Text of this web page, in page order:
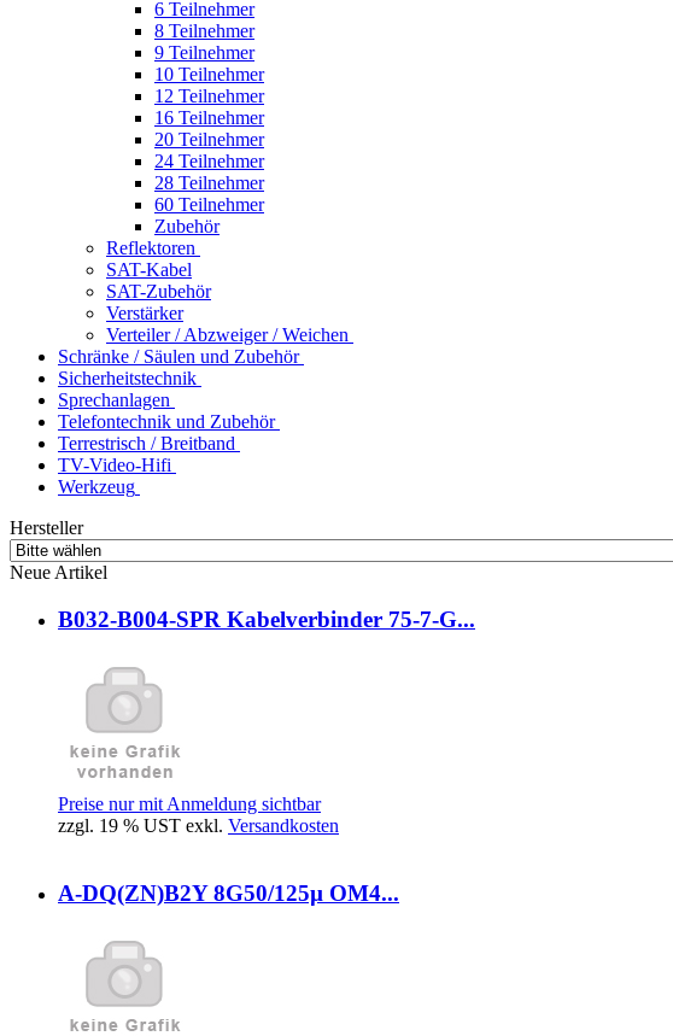
6 Teilnehmer
8 Teilnehmer
9 Teilnehmer
10 Teilnehmer
12 Teilnehmer
16 Teilnehmer
20 Teilnehmer
24 Teilnehmer
28 Teilnehmer
60 Teilnehmer
Zubehör
Reflektoren
SAT-Kabel
SAT-Zubehör
Verstärker
Verteiler / Abzweiger / Weichen
Schränke / Säulen und Zubehör
Sicherheitstechnik
Sprechanlagen
Telefontechnik und Zubehör
Terrestrisch / Breitband
TV-Video-Hifi
Werkzeug
Hersteller
Neue Artikel
B032-B004-SPR Kabelverbinder 75-7-G...
Preise nur mit Anmeldung sichtbar
zzgl. 19 % UST exkl. Versandkosten
A-DQ(ZN)B2Y 8G50/125µ OM4...